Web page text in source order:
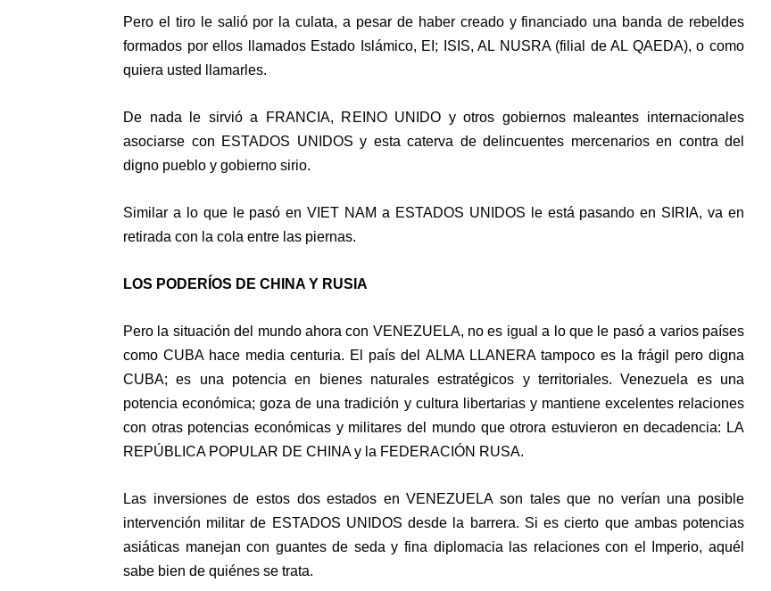
Pero el tiro le salió por la culata, a pesar de haber creado y financiado una banda de rebeldes
formados por ellos llamados Estado Islámico, EI; ISIS, AL NUSRA (filial de AL QAEDA), o como
quiera usted llamarles.
De nada le sirvió a FRANCIA, REINO UNIDO y otros gobiernos maleantes internacionales
asociarse con ESTADOS UNIDOS y esta caterva de delincuentes mercenarios en contra del
digno pueblo y gobierno sirio.
Similar a lo que le pasó en VIET NAM a ESTADOS UNIDOS le está pasando en SIRIA, va en
retirada con la cola entre las piernas.
LOS PODERÍOS DE CHINA Y RUSIA
Pero la situación del mundo ahora con VENEZUELA, no es igual a lo que le pasó a varios países
como CUBA hace media centuria. El país del ALMA LLANERA tampoco es la frágil pero digna
CUBA; es una potencia en bienes naturales estratégicos y territoriales. Venezuela es una
potencia económica; goza de una tradición y cultura libertarias y mantiene excelentes relaciones
con otras potencias económicas y militares del mundo que otrora estuvieron en decadencia: LA
REPÚBLICA POPULAR DE CHINA y la FEDERACIÓN RUSA.
Las inversiones de estos dos estados en VENEZUELA son tales que no verían una posible
intervención militar de ESTADOS UNIDOS desde la barrera. Si es cierto que ambas potencias
asiáticas manejan con guantes de seda y fina diplomacia las relaciones con el Imperio, aquél
sabe bien de quiénes se trata.